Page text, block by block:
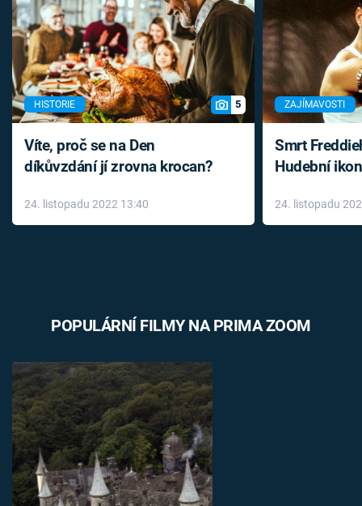
HISTORIE 5
Víte, proč se na Den
díkůvzdání jí zrovna krocan?
24. listopadu 2022 13:40
ZAJÍMAVOSTI
Smrt
Hudební
léky
24. listopadu
POPULÁRNÍ FILMY NA PRIMA ZOOM